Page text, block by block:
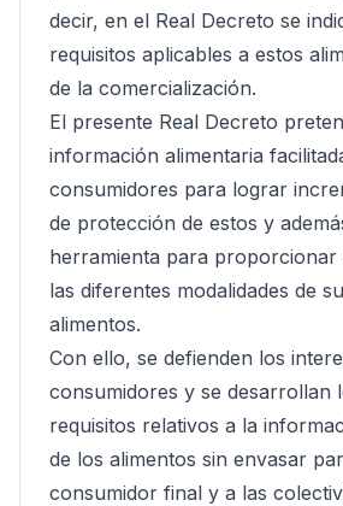
decir, en el Real Decreto se
requisitos aplicables a estos
de la comercialización.
El presente Real Decreto
información alimentaria
consumidores para lograr
de protección de estos y
herramienta para proporcionar
las diferentes modalidades de
alimentos.
Con ello, se defienden los
consumidores y se desarrollan
requisitos relativos a la
de los alimentos sin envasar
consumidor final y a las